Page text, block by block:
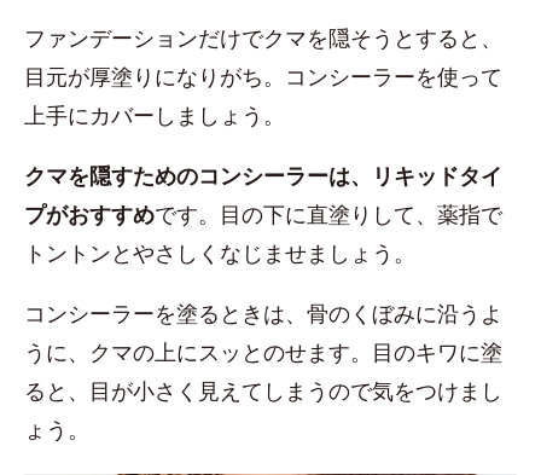
ファンデーションだけでクマを隠そうとすると、
目元が厚塗りになりがち。コンシーラーを使って
上手にカバーしましょう。
クマを隠すためのコンシーラーは、リキッドタイ
プがおすすめです。目の下に直塗りして、薬指で
トントンとやさしくなじませましょう。
コンシーラーを塗るときは、骨のくぼみに沿うよ
うに、クマの上にスッとのせます。目のキワに塗
ると、目が小さく見えてしまうので気をつけまし
ょう。